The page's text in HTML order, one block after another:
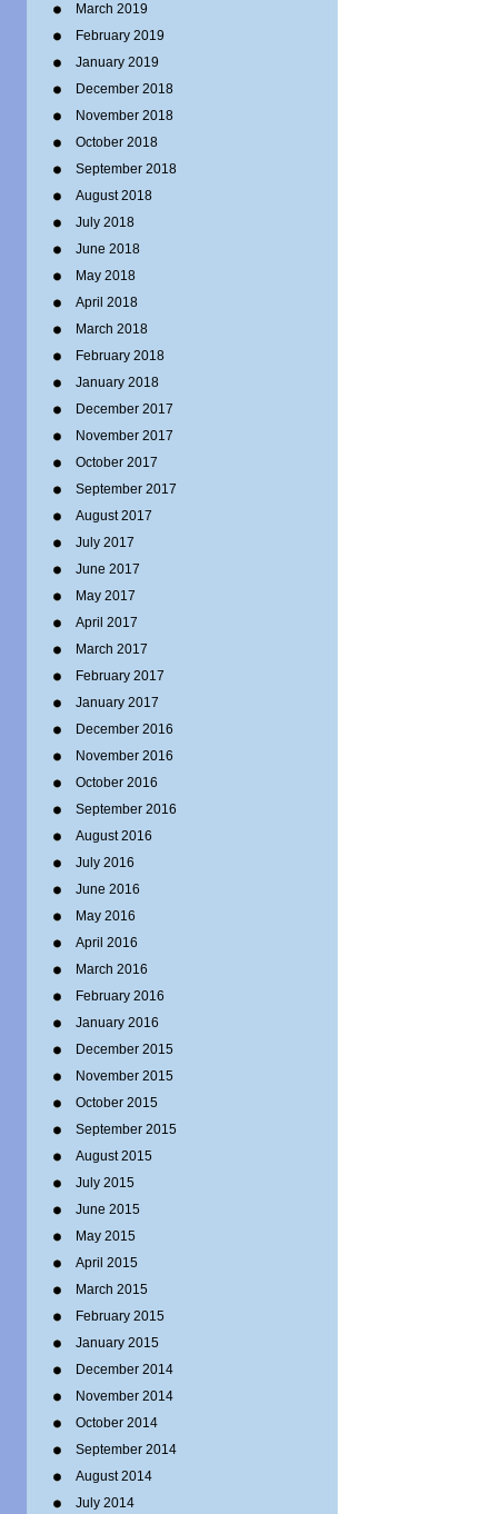
March 2019
February 2019
January 2019
December 2018
November 2018
October 2018
September 2018
August 2018
July 2018
June 2018
May 2018
April 2018
March 2018
February 2018
January 2018
December 2017
November 2017
October 2017
September 2017
August 2017
July 2017
June 2017
May 2017
April 2017
March 2017
February 2017
January 2017
December 2016
November 2016
October 2016
September 2016
August 2016
July 2016
June 2016
May 2016
April 2016
March 2016
February 2016
January 2016
December 2015
November 2015
October 2015
September 2015
August 2015
July 2015
June 2015
May 2015
April 2015
March 2015
February 2015
January 2015
December 2014
November 2014
October 2014
September 2014
August 2014
July 2014